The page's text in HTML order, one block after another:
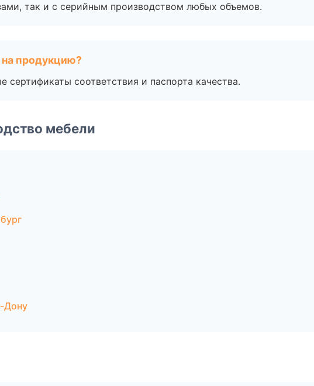
так и с серийным производством любых объемов.
продукцию?
соответствия и паспорта качества.
мебели
Дону